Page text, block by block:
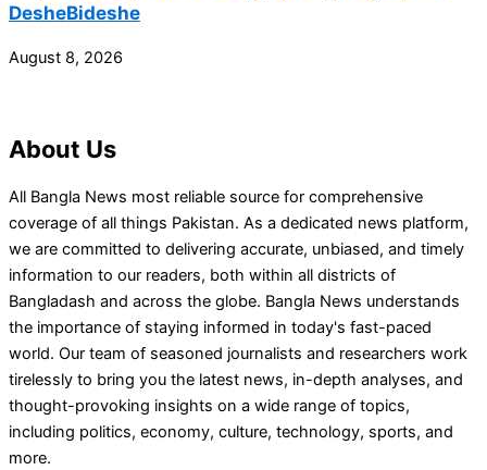
DesheBideshe
August 8, 2026
About Us
All Bangla News most reliable source for comprehensive
coverage of all things Pakistan. As a dedicated news platform,
we are committed to delivering accurate, unbiased, and timely
information to our readers, both within all districts of
Bangladash and across the globe. Bangla News understands
the importance of staying informed in today's fast-paced
world. Our team of seasoned journalists and researchers work
tirelessly to bring you the latest news, in-depth analyses, and
thought-provoking insights on a wide range of topics,
including politics, economy, culture, technology, sports, and
more.